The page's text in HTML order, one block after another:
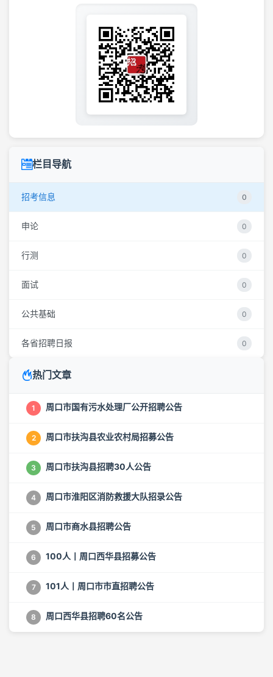
栏目导航
招考信息 0
申论 0
行测 0
面试 0
公共基础 0
各省招聘日报 0
热门文章
1 周口市国有污水处理厂公开招聘公告
2 周口市扶沟县农业农村局招募公告
3 周口市扶沟县招聘30人公告
4 周口市淮阳区消防救援大队招录公告
5 周口市商水县招聘公告
6 100人丨周口西华县招募公告
7 101人丨周口市市直招聘公告
8 周口西华县招聘60名公告